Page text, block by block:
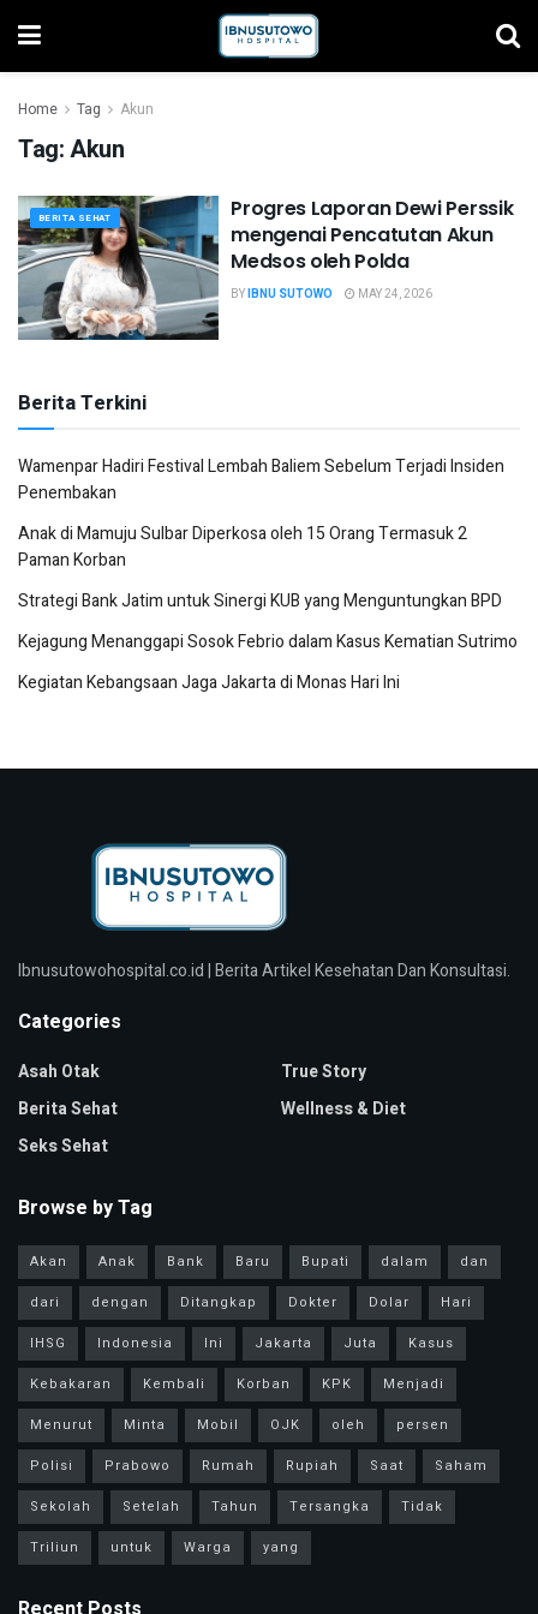
Home Tag Akun
Tag:Akun
BERITA SEHAT
Progres Laporan Dewi Perssik
mengenai Pencatutan Akun
Medsos oleh Polda
BYIBNU SUTOWO MAY 24, 2026
Berita Terkini
Wamenpar Hadiri Festival Lembah Baliem Sebelum Terjadi Insiden
Penembakan
Anak di Mamuju Sulbar Diperkosa oleh 15 Orang Termasuk 2
Paman Korban
Strategi Bank Jatim untuk Sinergi KUB yang Menguntungkan BPD
Kejagung Menanggapi Sosok Febrio dalam Kasus Kematian Sutrimo
Kegiatan Kebangsaan Jaga Jakarta di Monas Hari Ini
Ibnusutowohospital.co.id | Berita Artikel Kesehatan Dan Konsultasi.
Categories
Asah Otak
Berita Sehat
Seks Sehat
True Story
Wellness & Diet
Browse by Tag
Akan Anak Bank Baru Bupati dalam
dan
dari
dengan Ditangkap Dokter Dolar
Hari
IHSG
Indonesia Ini Jakarta Juta
Kasus
Kebakaran
Kembali Korban KPK
Menjadi
Menurut
Minta Mobil OJK oleh
persen
Polisi
Prabowo Rumah Rupiah Saat
Saham
Sekolah
Setelah Tahun Tersangka
Tidak
Triliun
untuk Warga yang